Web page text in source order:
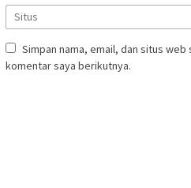
Simpan nama, email, dan situs
komentar saya berikutnya.